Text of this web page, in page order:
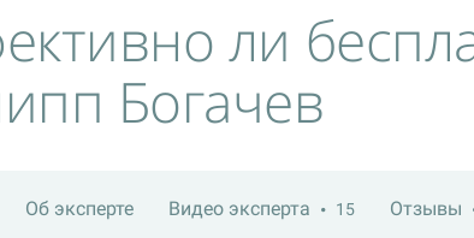
ли
Богачев
Об эксперте Видео эксперта 15 Отзывы